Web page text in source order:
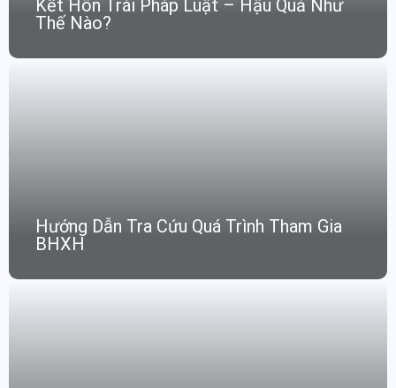
Kết Hôn Trái Pháp Luật – Hậu Quả Như
Thế Nào?
Hướng Dẫn Tra Cứu Quá Trình Tham Gia
BHXH